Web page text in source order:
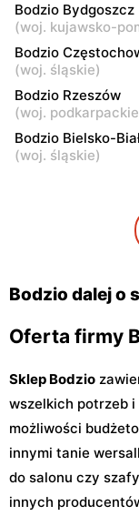
Bodzio
Płock al. Jana
Bodzio
Ostrołęka, ul.
Sienkiewicza 32/2
Bodzio
Opoczno, ul.
Bodzio Bydgoszcz
(woj. kujawsko-
Bodzio
(woj. śląskie)
Bodzio Rzeszów
(woj. podkarpackie
Bodzio Bielsko-
(woj. śląskie)
Bodzio dalej o
Oferta firmy
Sklep Bodzio
wszelkich potrzeb
możliwości
innymi tanie
do salonu czy
innych